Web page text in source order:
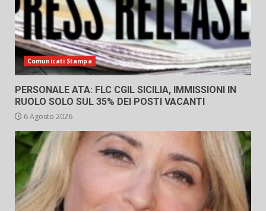
Comunicati Stampa
PERSONALE ATA: FLC CGIL SICILIA, IMMISSIONI IN
RUOLO SOLO SUL 35% DEI POSTI VACANTI
6 Agosto 2026